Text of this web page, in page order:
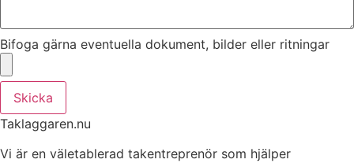
Bifoga gärna eventuella dokument, bilder eller ritningar
Skicka
Taklaggaren.nu
Vi är en väletablerad takentreprenör som hjälper